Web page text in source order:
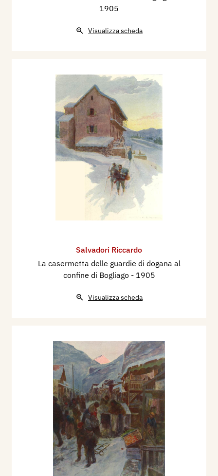
1905
Visualizza scheda
Salvadori Riccardo
La casermetta delle guardie di dogana al
confine di Bogliago - 1905
Visualizza scheda